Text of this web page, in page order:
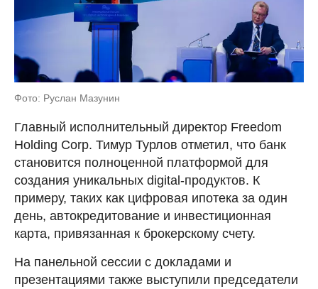
Фото: Руслан Мазунин
Главный исполнительный директор Freedom
Holding Corp. Тимур Турлов отметил, что банк
становится полноценной платформой для
создания уникальных digital-продуктов. К
примеру, таких как цифровая ипотека за один
день, автокредитование и инвестиционная
карта, привязанная к брокерскому счету.
На панельной сессии с докладами и
презентациями также выступили председатели